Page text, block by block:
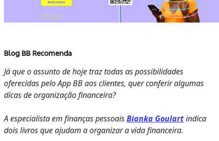
Blog BB Recomenda
Já que o assunto de hoje traz todas as possibilidades
oferecidas pelo App BB aos clientes, quer conferir algumas
dicas de organização financeira?
A especialista em finanças pessoaisBianka Goulartindica
dois livros que ajudam a organizar a vida financeira.